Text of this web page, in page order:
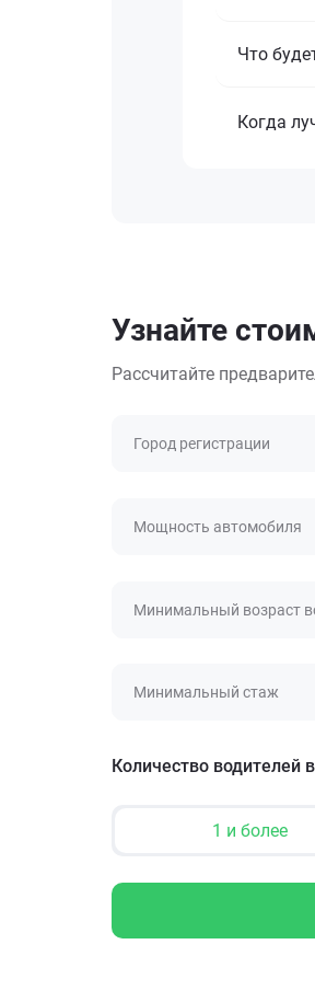
Что
Когда
Узнайте
Рассчитайте
Город регистрации
Мощность автомобиля
Минимальный возраст
Минимальный стаж
Количество водителей
1 и более